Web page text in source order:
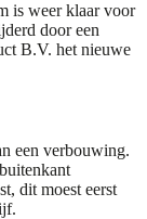
is weer klaar voor
door een
B.V. het nieuwe
een verbouwing.
dit moest eerst